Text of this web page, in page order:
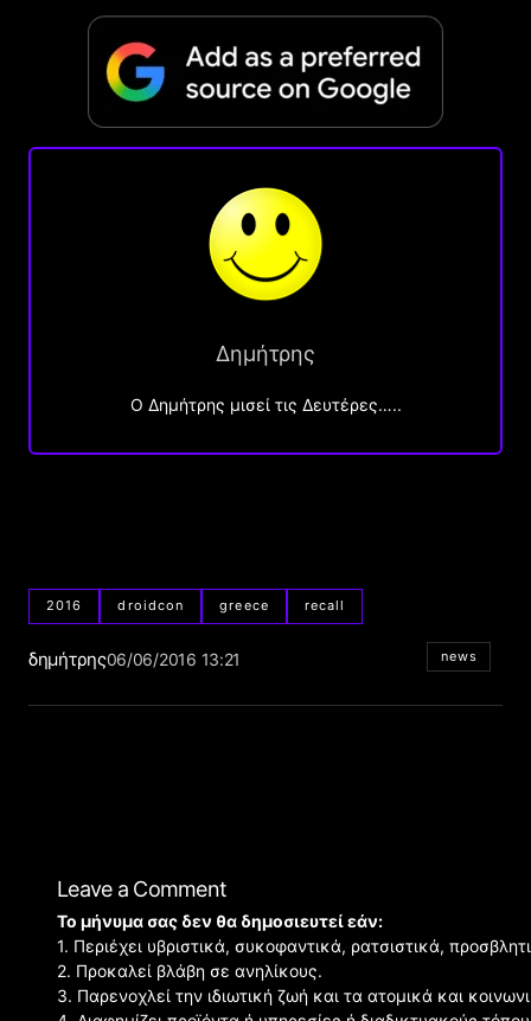
Δημήτρης
O Δημήτρης μισεί τις Δευτέρες…..
2016 droidcon greece recall
δημήτρης06/06/2016 13:21 news
Leave a Comment
Το μήνυμα σας δεν θα δημοσιευτεί εάν:
1. Περιέχει υβριστικά, συκοφαντικά, ρατσιστικά,
2. Προκαλεί βλάβη σε ανηλίκους.
3. Παρενοχλεί την ιδιωτική ζωή και τα ατομικά και